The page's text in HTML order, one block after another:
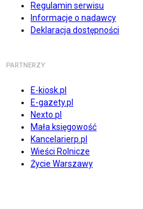
Regulamin serwisu
Informacje o nadawcy
Deklaracja dostępności
PARTNERZY
E-kiosk.pl
E-gazety.pl
Nexto.pl
Mała księgowość
Kancelarierp.pl
Wieści Rolnicze
Życie Warszawy